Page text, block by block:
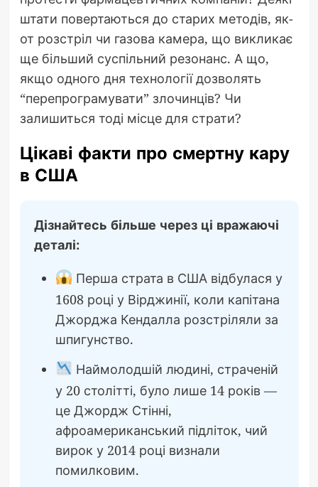
штати повертаються до старих методів, як-
от розстріл чи газова камера, що викликає
ще більший суспільний резонанс. А що,
якщо одного дня технології дозволять
“перепрограмувати” злочинців? Чи
залишиться тоді місце для страти?
Цікаві факти про смертну кару
в США
Дізнайтесь більше через ці вражаючі
деталі:
Перша страта в США відбулася у
1608 році у Вірджинії, коли капітана
Джорджа Кендалла розстріляли за
шпигунство.
Наймолодшій людині, страченій
у 20 столітті, було лише 14 років —
це Джордж Стінні,
афроамериканський підліток, чий
вирок у 2014 році визнали
помилковим.